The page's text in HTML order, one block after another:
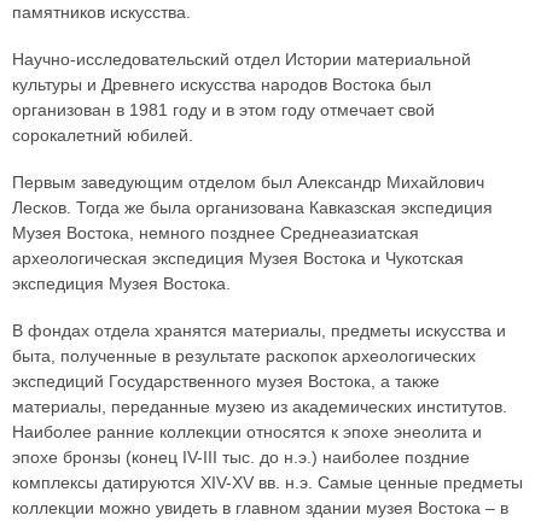
памятников искусства.
Научно-исследовательский отдел Истории материальной
культуры и Древнего искусства народов Востока был
организован в 1981 году и в этом году отмечает свой
сорокалетний юбилей.
Первым заведующим отделом был Александр Михайлович
Лесков. Тогда же была организована Кавказская экспедиция
Музея Востока, немного позднее Среднеазиатская
археологическая экспедиция Музея Востока и Чукотская
экспедиция Музея Востока.
В фондах отдела хранятся материалы, предметы искусства и
быта, полученные в результате раскопок археологических
экспедиций Государственного музея Востока, а также
материалы, переданные музею из академических институтов.
Наиболее ранние коллекции относятся к эпохе энеолита и
эпохе бронзы (конец IV-III тыс. до н.э.) наиболее поздние
комплексы датируются XIV-XV вв. н.э. Самые ценные предметы
коллекции можно увидеть в главном здании музея Востока – в